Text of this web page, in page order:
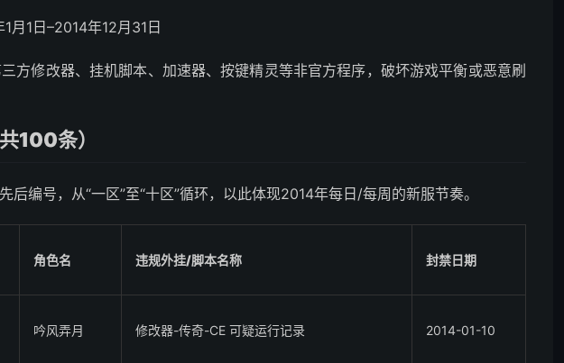
1月1日–2014年12月31日
三方修改器、挂机脚本、加速器、按键精灵等非官方程序，破坏游戏平衡或恶意刷
100条）
后编号，从“一区”至“十区”循环，以此体现2014年每日/每周的新服节奏。
角色名 违规外挂/脚本名称 封禁日期
吟风弄月 修改器-传奇-CE 可疑运行记录 2014-01-10